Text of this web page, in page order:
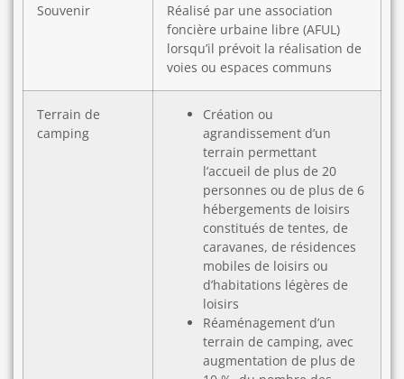
Souvenir
Réalisé par une association
foncière urbaine libre (AFUL)
lorsqu’il prévoit la réalisation de
voies ou espaces communs
Terrain de
camping
Création ou
agrandissement d’un
terrain permettant
l’accueil de plus de 20
personnes ou de plus de 6
hébergements de loisirs
constitués de tentes, de
caravanes, de résidences
mobiles de loisirs ou
d’habitations légères de
loisirs
Réaménagement d’un
terrain de camping, avec
augmentation de plus de